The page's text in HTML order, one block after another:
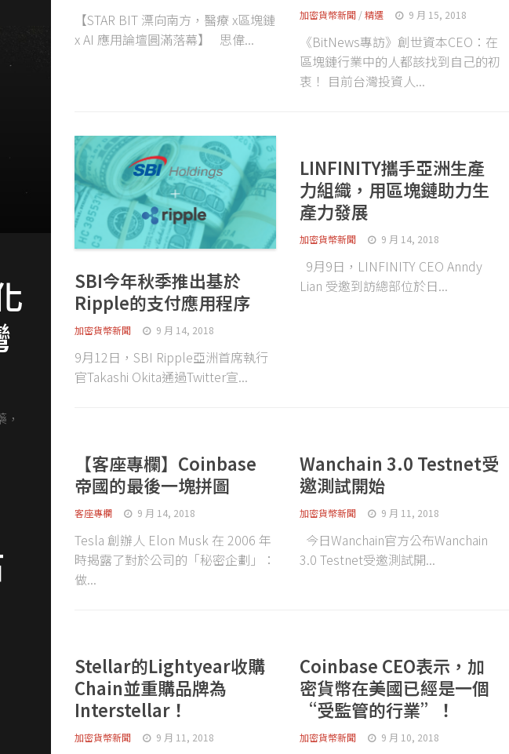
【STAR BIT 漂向南方，醫療 x區塊鏈
x AI 應用論壇圓滿落幕】 思偉...
加密貨幣新聞 /精選 9 月 15, 2018
《BitNews專訪》創世資本CEO：在
區塊鏈行業中的人都該找到自己的初
衷！ 目前台灣投資人...
SBI今年秋季推出基於
Ripple的支付應用程序
加密貨幣新聞 9 月 14, 2018
9月12日，SBI Ripple亞洲首席執行
官Takashi Okita通過Twitter宣...
LINFINITY攜手亞洲生產
力組織，用區塊鏈助力生
產力發展
加密貨幣新聞 9 月 14, 2018
9月9日，LINFINITY CEO Anndy
Lian 受邀到訪總部位於日...
【客座專欄】Coinbase
帝國的最後一塊拼圖
客座專欄 9 月 14, 2018
Tesla 創辦人 Elon Musk 在 2006 年
時揭露了對於公司的「秘密企劃」：
做...
Wanchain 3.0 Testnet受
邀測試開始
加密貨幣新聞 9 月 11, 2018
今日Wanchain官方公布Wanchain
3.0 Testnet受邀測試開...
Stellar的Lightyear收購
Chain並重購品牌為
Interstellar！
加密貨幣新聞 9 月 11, 2018
Coinbase CEO表示，加
密貨幣在美國已經是一個
“受監管的行業”！
加密貨幣新聞 9 月 10, 2018